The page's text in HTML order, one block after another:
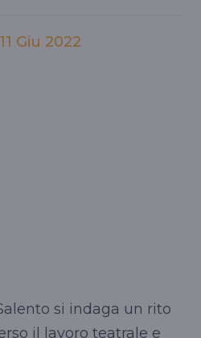
Giu 2022
si indaga un rito
il lavoro teatrale e